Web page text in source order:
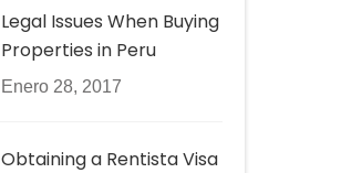
Legal Issues When Buying
Properties in Peru
Enero 28, 2017
Obtaining a Rentista Visa